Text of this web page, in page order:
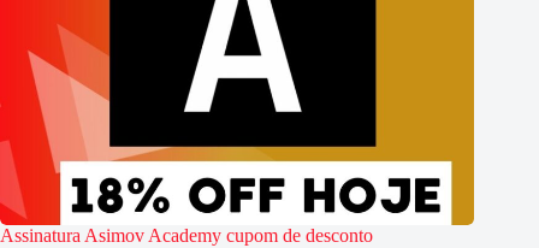
Assinatura Asimov Academy cupom de desconto